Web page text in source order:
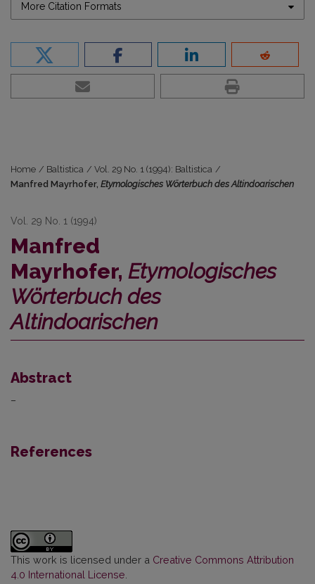
More Citation Formats
Home / Baltistica / Vol. 29 No. 1 (1994): Baltistica /
Manfred Mayrhofer, Etymologisches Wörterbuch des Altindoarischen
Vol. 29 No. 1 (1994)
Manfred
Mayrhofer, Etymologisches
Wörterbuch des
Altindoarischen
Abstract
–
References
This work is licensed under a Creative Commons Attribution
4.0 International License